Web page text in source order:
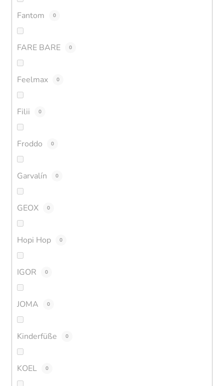
Fantom 0
FARE BARE 0
Feelmax 0
Filii 0
Froddo 0
Garvalín 0
GEOX 0
Hopi Hop 0
IGOR 0
JOMA 0
Kinderfüße 0
KOEL 0